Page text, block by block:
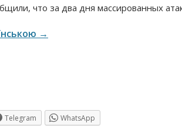
что за два дня массированных
→
Telegram WhatsApp